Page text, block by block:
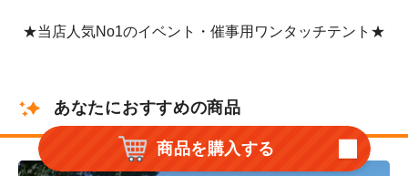
★当店人気No1のイベント・催事用ワンタッチテント★
あなたにおすすめの商品
商品を購入する